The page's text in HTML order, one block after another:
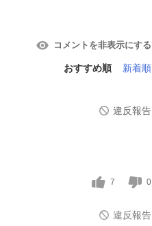
コメントを非表示にする
おすすめ順 新着順
違反報告
7 0
違反報告